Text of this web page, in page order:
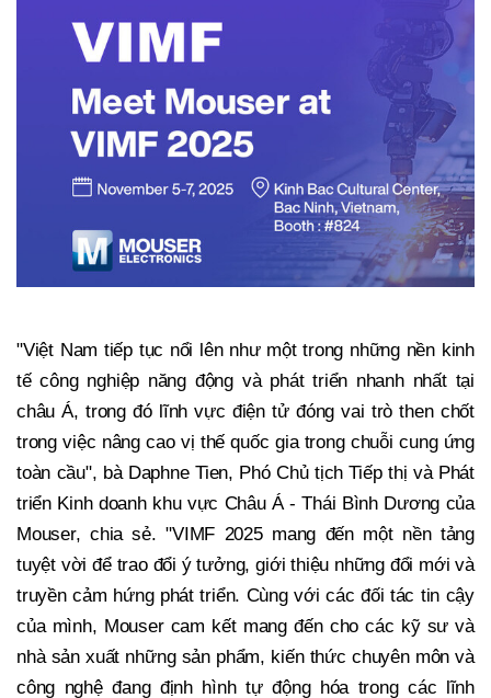
"Việt Nam tiếp tục nổi lên như một trong những nền kinh
tế công nghiệp năng động và phát triển nhanh nhất tại
châu Á, trong đó lĩnh vực điện tử đóng vai trò then chốt
trong việc nâng cao vị thế quốc gia trong chuỗi cung ứng
toàn cầu", bà Daphne Tien, Phó Chủ tịch Tiếp thị và Phát
triển Kinh doanh khu vực Châu Á - Thái Bình Dương của
Mouser, chia sẻ. "VIMF 2025 mang đến một nền tảng
tuyệt vời để trao đổi ý tưởng, giới thiệu những đổi mới và
truyền cảm hứng phát triển. Cùng với các đối tác tin cậy
của mình, Mouser cam kết mang đến cho các kỹ sư và
nhà sản xuất những sản phẩm, kiến thức chuyên môn và
công nghệ đang định hình tự động hóa trong các lĩnh